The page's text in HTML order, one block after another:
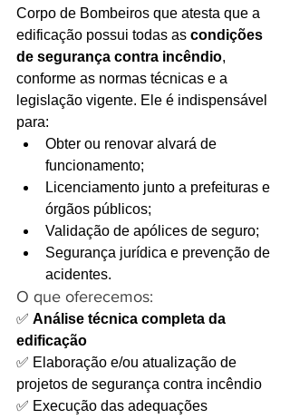
Corpo de Bombeiros que atesta que a
edificação possui todas as condições
de segurança contra incêndio,
conforme as normas técnicas e a
legislação vigente. Ele é indispensável
para:
Obter ou renovar alvará de
funcionamento;
Licenciamento junto a prefeituras e
órgãos públicos;
Validação de apólices de seguro;
Segurança jurídica e prevenção de
acidentes.
O que oferecemos:
✅ Análise técnica completa da
edificação
✅ Elaboração e/ou atualização de
projetos de segurança contra incêndio
✅ Execução das adequações